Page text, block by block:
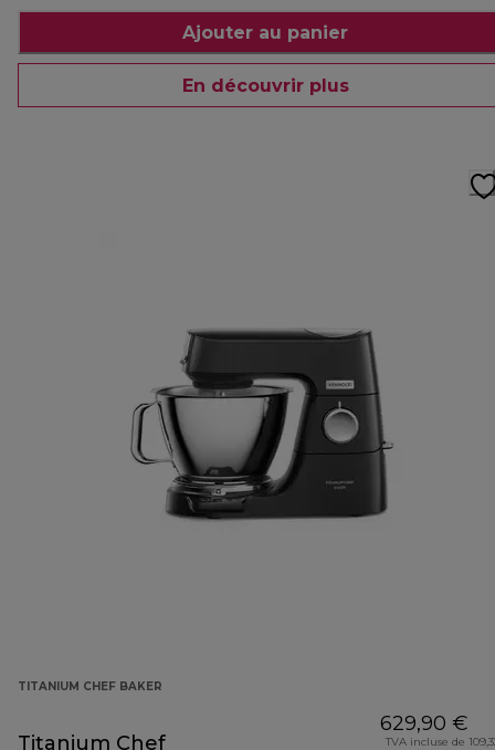
Ajouter au panier
En découvrir plus
TITANIUM CHEF BAKER
Titanium Chef
629,90 €
TVA incluse de